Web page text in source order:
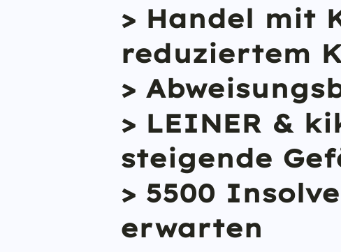
> Handel mit
reduziertem
>
> LEINER &
steigende
> 5500
erwarten